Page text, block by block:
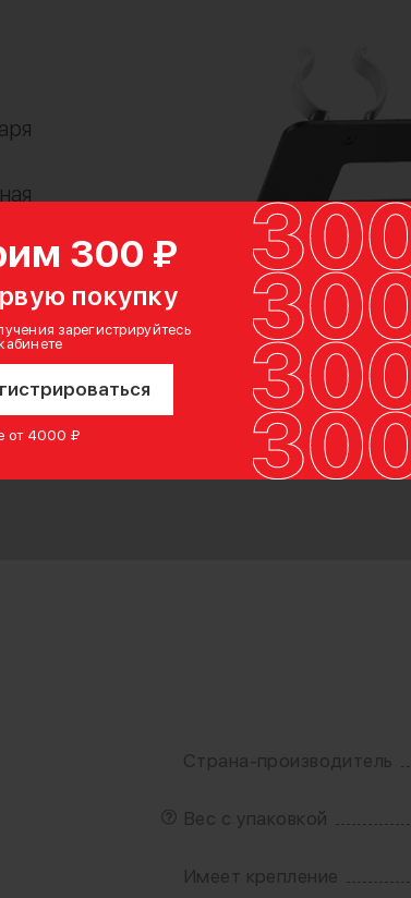
300 ₽
покупку
зарегистрируйтесь
от 4000 ₽
Страна-производитель
Вес с упаковкой
Имеет крепление